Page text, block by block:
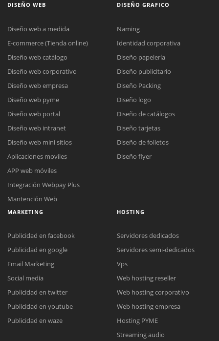
Reunión online
Meet para la reunión online.
Cotización
Chat Online
Todos nuestros ejecutivos están fuera de línea. Complete el formulario
DISEÑO WEB
Diseño web a medida
E-commerce (Tienda online)
Diseño web catálogo
Diseño web corporativo
Diseño web empresa
Diseño web pyme
Diseño web portal
Diseño web intranet
Diseño web mini sitios
Aplicaciones moviles
APP web móviles
Integración Webpay Plus
Mantención Web
DISEÑO GRAFICO
Naming
Identidad corporativa
Diseño papelería
Diseño publicitario
Diseño Packing
Diseño logo
Diseño de catálogos
Diseño tarjetas
Diseño de folletos
Diseño flyer
MARKETING
Publicidad en facebook
Publicidad en google
Email Marketing
Social media
Publicidad en twitter
Publicidad en youtube
Publicidad en waze
HOSTING
Servidores dedicados
Servidores semi-dedicados
Vps
Web hosting reseller
Web hosting corporativo
Web hosting empresa
Hosting PYME
Streaming audio